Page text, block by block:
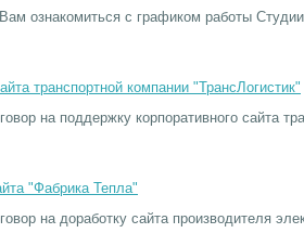
ознакомиться с графиком работы
транспортной компании "ТрансЛогистик"
на поддержку корпоративного сайта
"Фабрика Тепла"
на доработку сайта производителя